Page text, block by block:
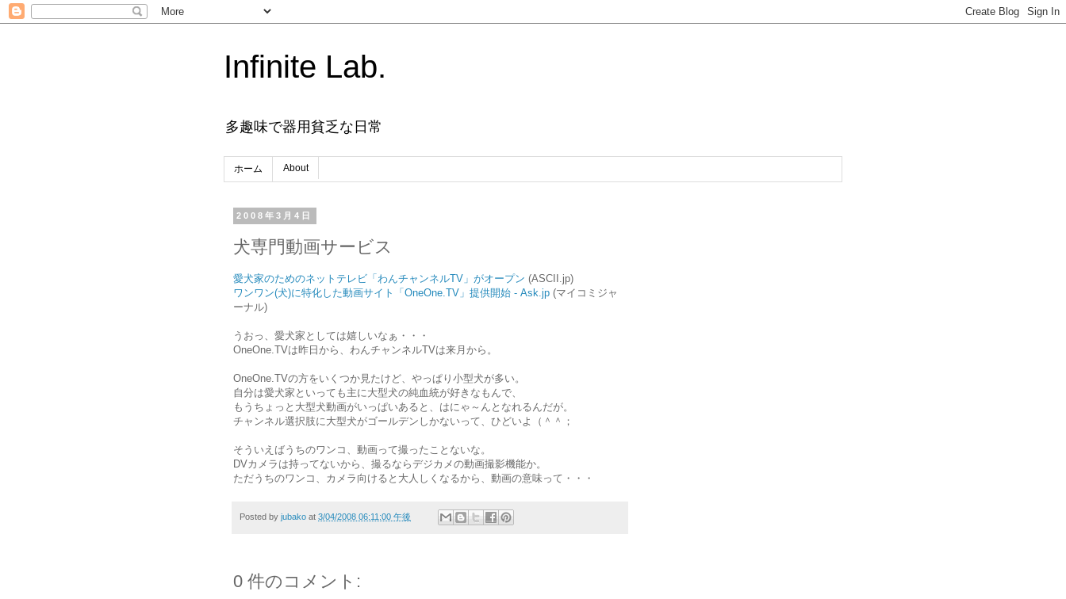
Infinite Lab.
多趣味で器用貧乏な日常
ホーム About
2008年3月4日
犬専門動画サービス
愛犬家のためのネットテレビ「わんチャンネルTV」がオープン (ASCII.jp)
ワンワン(犬)に特化した動画サイト「OneOne.TV」提供開始 - Ask.jp (マイコミジャ
ーナル)
うおっ、愛犬家としては嬉しいなぁ・・・
OneOne.TVは昨日から、わんチャンネルTVは来月から。
OneOne.TVの方をいくつか見たけど、やっぱり小型犬が多い。
自分は愛犬家といっても主に大型犬の純血統が好きなもんで、
もうちょっと大型犬動画がいっぱいあると、はにゃ～んとなれるんだが。
チャンネル選択肢に大型犬がゴールデンしかないって、ひどいよ（＾＾；
そういえばうちのワンコ、動画って撮ったことないな。
DVカメラは持ってないから、撮るならデジカメの動画撮影機能か。
ただうちのワンコ、カメラ向けると大人しくなるから、動画の意味って・・・
Posted by jubako at 3/04/2008 06:11:00 午後
0 件のコメント: